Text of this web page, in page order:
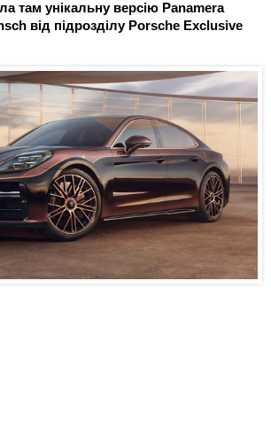
там унікальну версію Panamera
від підрозділу Porsche Exclusive